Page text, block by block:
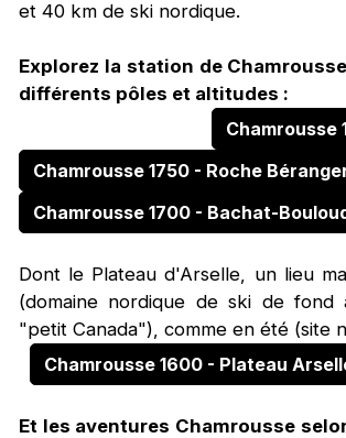
et 40 km de ski nordique.
Explorez la station de
différents pôles et altitudes :
Chamrousse
Chamrousse 1750 - Roche
Chamrousse 1700 - Bachat-
Dont le Plateau d'Arselle, un lieu
(domaine nordique de ski de fond
"petit Canada"), comme en été (site
Chamrousse 1600 - Plateau
Et les aventures Chamrousse